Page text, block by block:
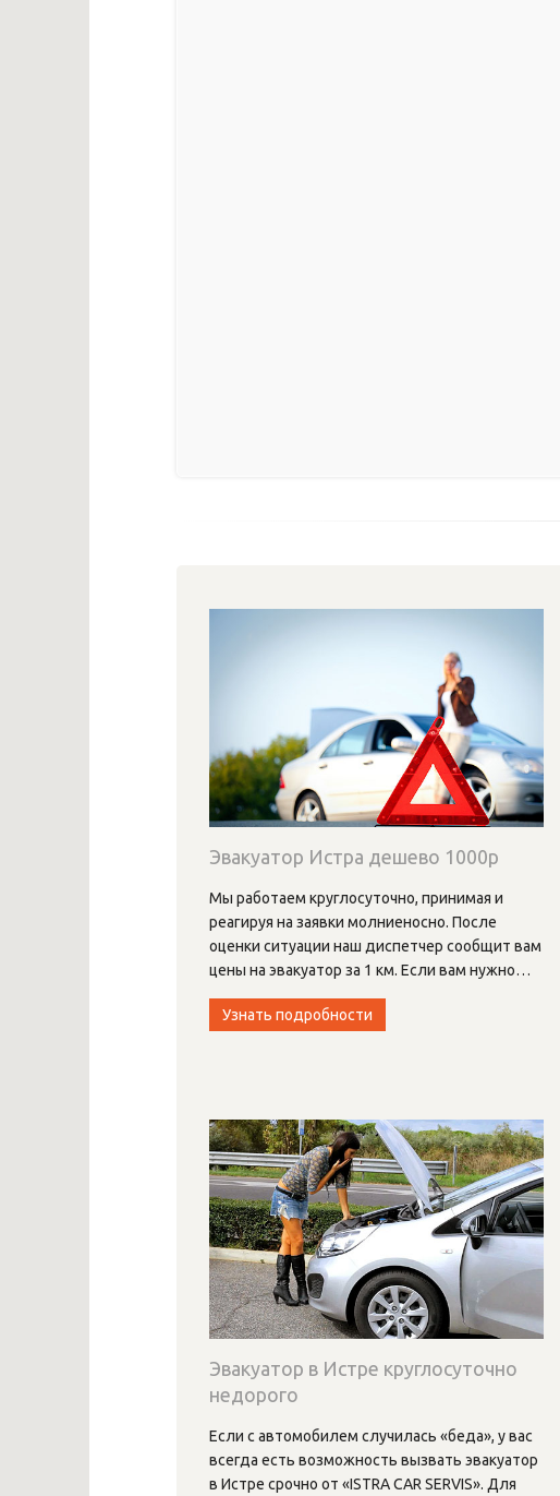
Эвакуатор Истра дешево 1000р
Мы работаем круглосуточно, принимая и
реагируя на заявки молниеносно. После
оценки ситуации наш диспетчер сообщит вам
цены на эвакуатор за 1 км. Если вам нужно…
Узнать подробности
Эвакуатор в Истре круглосуточно
недорого
Если с автомобилем случилась «беда», у вас
всегда есть возможность вызвать эвакуатор
в Истре срочно от «ISTRA CAR SERVIS». Для